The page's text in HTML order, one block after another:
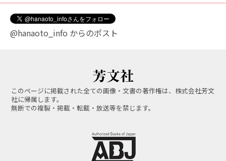
@hanaoto_info からのポスト
このページに掲載された全ての画像・文書の著作権は、株式会社芳文
社に帰属します。
無断での複製・掲載・転載・放送等を禁じます。